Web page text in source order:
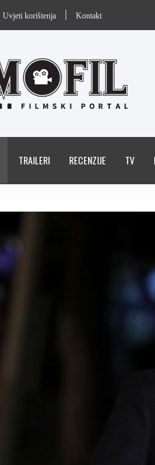
Uvjeti korištenja Kontakt
TRAILERI RECENZIJE TV